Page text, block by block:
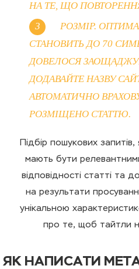
НА ТЕ, ЩО
РОЗМІР.
СТАНОВИТЬ ДО 70
ДОВЕЛОСЯ
ДОДАВАЙТЕ НАЗВУ
АВТОМАТИЧНО
РОЗМІЩЕНО СТАТТЮ.
Підбір пошукових запитів,
мають бути
відповідності статті та
на результати
унікальною
про те, щоб тайтли
ЯК НАПИСАТИ МЕТА